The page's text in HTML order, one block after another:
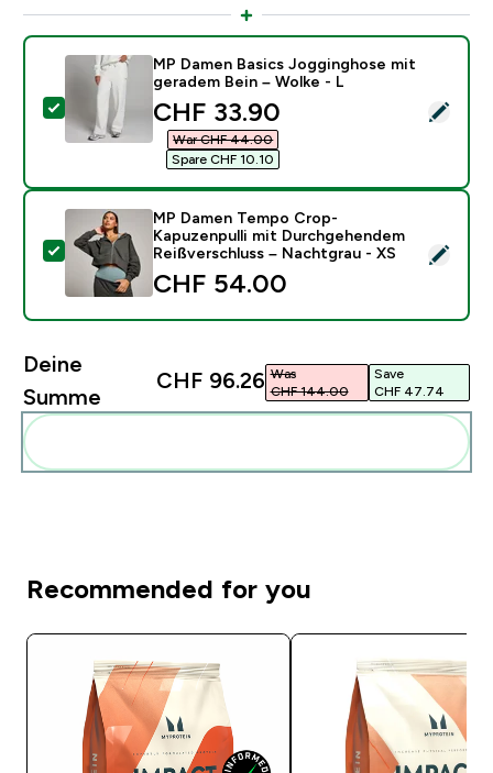
Dieses Produkt ausw�hlen - MP Damen Basics
MP Damen Basics Jogginghose mit
geradem Bein – Wolke - L
discounted price
CHF 33.90‎
War CHF 44.00‎
Spare CHF 10.10‎
Dieses Produkt ausw�hlen - MP Damen Tempo
MP Damen Tempo Crop-
Kapuzenpulli mit Durchgehendem
Reißverschluss – Nachtgrau - XS
CHF 54.00‎
Deine
Summe
CHF 96.26‎ Was
CHF 144.00‎
Save
CHF 47.74‎
Recommended for you